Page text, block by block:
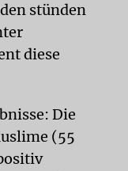
stünden
diese
Die
(55